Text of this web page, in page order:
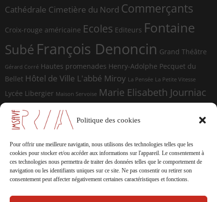
Politique des cookies
Pour offrir une meilleure navigatin, nous utilisons des technologies telles que les
cookies pour stocker et/ou accéder aux informations sur l'appareil. Le consentement à
ces technologies nous permettra de traiter des données telles que le comportement de
navigation ou les identifiants uniques sur ce site. Ne pas consentir ou retirer son
consentement peut affecter négativement certaines caractéristiques et fonctions.
Cathédrale Cimetière du Nord Commerçants
Croix-rouge américaine Ecoles Editeurs Fontaine
Subé François Denoncin Grand Théâtre
Gérard Corré Hautes promenades Henry-Adolphe Pecquet du
Bellet Hôtel de Ville L'abbé Miroy La Pensée La Petite Vitesse
Lycée Libergier Maison Servoise Marie Elisabeth Journiac
Photographes Place d'Erlon place du Forum
Rue de la
Magdeleine
Rue de Soissons Rue de Vesle Rue du Temple
Saint-MarceauxsculpturesThomas
Geffrelot théâtre Tranchées